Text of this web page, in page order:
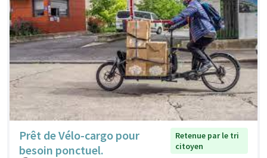
Prêt de Vélo-cargo pour
besoin ponctuel.
Retenue par le tri
citoyen